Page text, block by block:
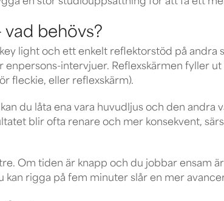
vad behövs?
light och ett enkelt reflektorstöd på andra
enpersons-intervjuer. Reflexskärmen fyller ut
fleckie, eller reflexskärm).
du låta ena vara huvudljus och den andra
blir ofta renare och mer konsekvent,
Om tiden är knapp och du jobbar ensam
kan rigga på fem minuter slår en mer